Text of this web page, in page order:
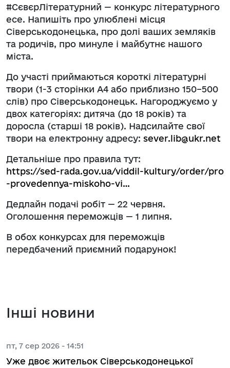
#СєвєрЛітературний — конкурс літературного
есе. Напишіть про улюблені місця
Сіверськодонецька, про долі ваших земляків
та родичів, про минуле і майбутнє нашого
міста.
До участі приймаються короткі літературні
твори (1-3 сторінки А4 або приблизно 150–500
слів) про Сіверськодонецьк. Нагороджуємо у
двох категоріях: дитяча (до 18 років) та
доросла (старші 18 років). Надсилайте свої
твори на електронну адресу: sever.lib@ukr.net
Детальніше про правила тут:
https://sed-rada.gov.ua/viddil-kultury/order/pro
-provedennya-miskoho-vi…
Дедлайн подачі робіт — 22 червня.
Оголошення переможців — 1 липня.
В обох конкурсах для переможців
передбачений приємний подарунок!
Інші новини
пт, 7 сер 2026 - 14:51
Уже двоє жительок Сіверськодонецької